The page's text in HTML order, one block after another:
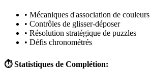
• Mécaniques d'association de couleurs
• Contrôles de glisser-déposer
• Résolution stratégique de puzzles
• Défis chronométrés
⏱️ Statistiques de Complétion: